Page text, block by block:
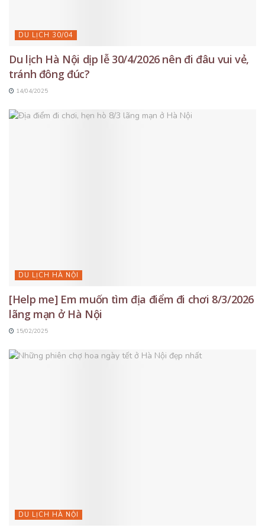
DU LỊCH 30/04
Du lịch Hà Nội dịp lễ 30/4/2026 nên đi đâu vui vẻ,
tránh đông đúc?
14/04/2025
DU LỊCH HÀ NỘI
[Help me] Em muốn tìm địa điểm đi chơi 8/3/2026
lãng mạn ở Hà Nội
15/02/2025
DU LỊCH HÀ NỘI